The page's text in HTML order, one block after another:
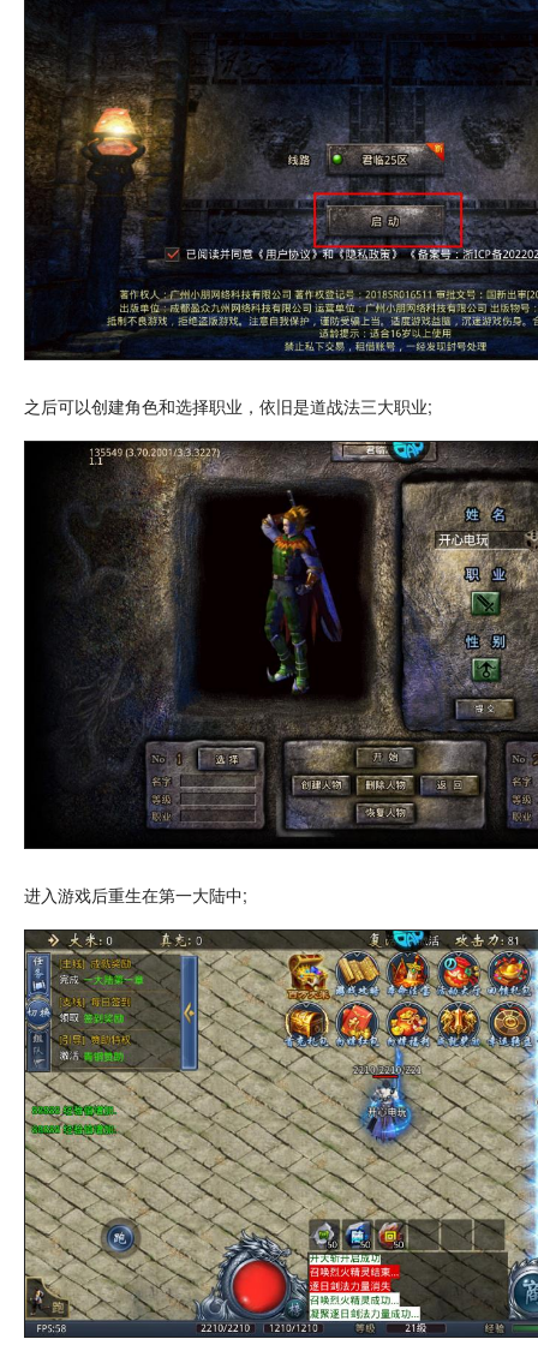
之后可以创建角色和选择职业 ，依旧是道战法三大职业;
进入游戏后重生在第一大陆中;